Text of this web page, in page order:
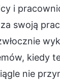
i
swoją
kiedy
nie